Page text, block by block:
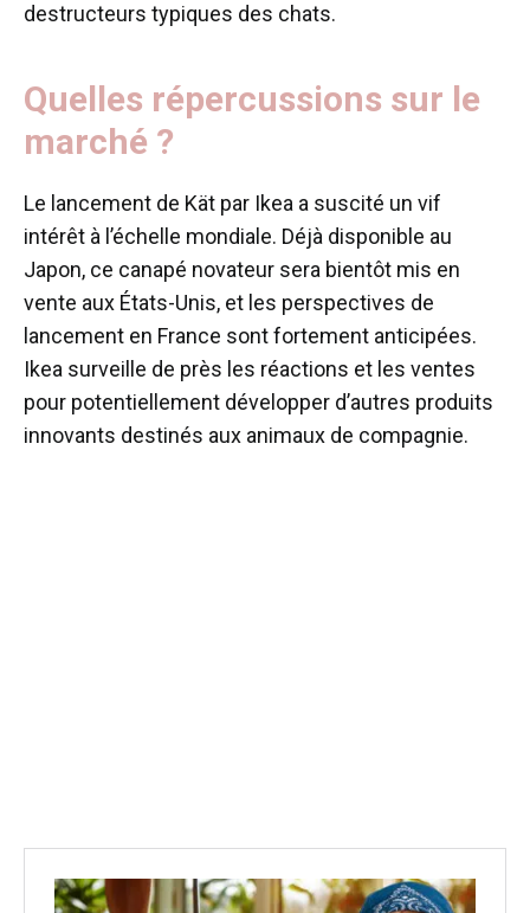
destructeurs typiques des chats.
Quelles répercussions sur le
marché ?
Le lancement de Kät par Ikea a suscité un vif
intérêt à l’échelle mondiale. Déjà disponible au
Japon, ce canapé novateur sera bientôt mis en
vente aux États-Unis, et les perspectives de
lancement en France sont fortement anticipées.
Ikea surveille de près les réactions et les ventes
pour potentiellement développer d’autres produits
innovants destinés aux animaux de compagnie.